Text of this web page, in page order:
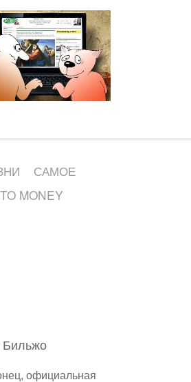
САМОЕ
MONEY
Бильжо
официальная